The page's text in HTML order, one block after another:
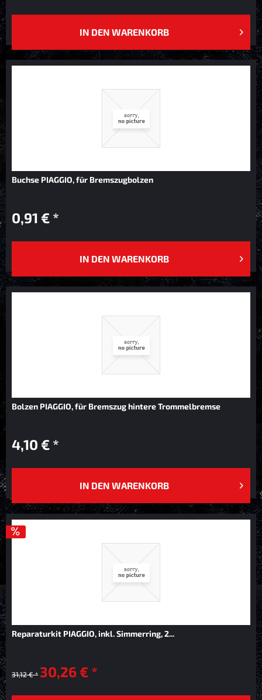
IN DEN WARENKORB
Buchse PIAGGIO, für Bremszugbolzen
0,91 € *
IN DEN WARENKORB
Bolzen PIAGGIO, für Bremszug hintere Trommelbremse
4,10 € *
IN DEN WARENKORB
Reparaturkit PIAGGIO, inkl. Simmerring, 2...
31,12 € * 30,26 € *